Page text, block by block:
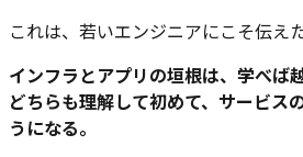
これは、若いエンジニアにこそ伝え
インフラとアプリの垣根は、学べば
どちらも理解して初めて、サービス
うになる。